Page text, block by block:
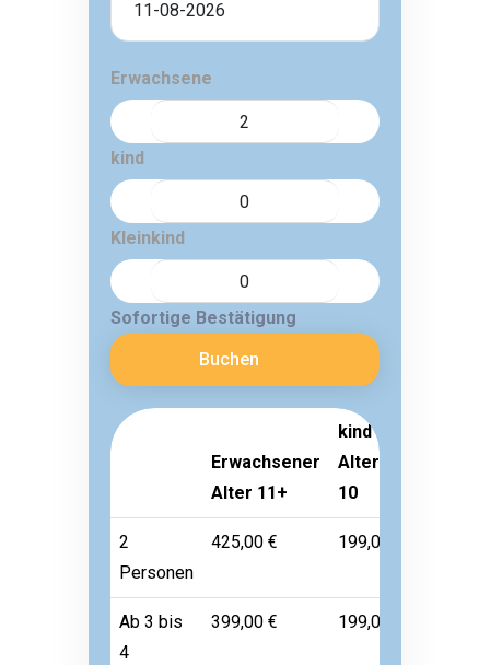
Erwachsene
kind
Kleinkind
Sofortige Bestätigung
Buchen
Erwachsener
Alter 11+
kind
Alter 3-
10
2
Personen
425,00 € 199,00 €
Ab 3 bis
4
399,00 € 199,00 €